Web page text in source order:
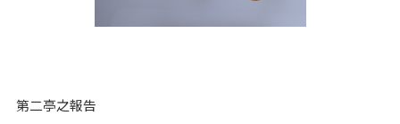
第二亭之報告